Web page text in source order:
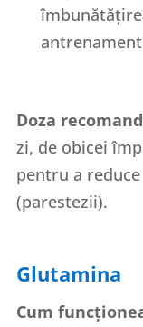
Doza
zi, de obicei
pentru a
(parestezii).
Glutamina
Cum